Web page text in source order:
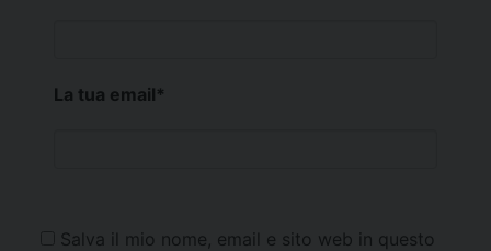
La tua email*
Salva il mio nome, email e sito web in questo